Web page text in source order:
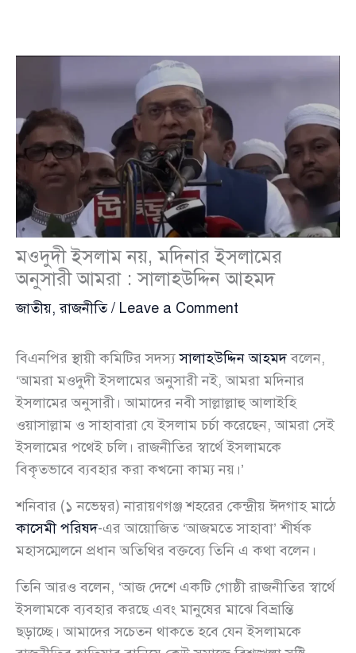
মওদুদী ইসলাম নয়, মদিনার ইসলামের
অনুসারী আমরা : সালাহউদ্দিন আহমদ
জাতীয়,রাজনীতি/ Leave a Comment
বিএনপির স্থায়ী কমিটির সদস্যসালাহউদ্দিন আহমদবলেন,
‘আমরা মওদুদী ইসলামের অনুসারী নই, আমরা মদিনার
ইসলামের অনুসারী। আমাদের নবী সাল্লাল্লাহু আলাইহি
ওয়াসাল্লাম ও সাহাবারা যে ইসলাম চর্চা করেছেন, আমরা সেই
ইসলামের পথেই চলি। রাজনীতির স্বার্থে ইসলামকে
বিকৃতভাবে ব্যবহার করা কখনো কাম্য নয়।’
শনিবার (১ নভেম্বর) নারায়ণগঞ্জ শহরের কেন্দ্রীয় ঈদগাহ মাঠে
কাসেমী পরিষদ-এর আয়োজিত ‘আজমতে সাহাবা’ শীর্ষক
মহাসম্মেলনে প্রধান অতিথির বক্তব্যে তিনি এ কথা বলেন।
তিনি আরও বলেন, ‘আজ দেশে একটি গোষ্ঠী রাজনীতির স্বার্থে
ইসলামকে ব্যবহার করছে এবং মানুষের মাঝে বিভ্রান্তি
ছড়াচ্ছে। আমাদের সচেতন থাকতে হবে যেন ইসলামকে